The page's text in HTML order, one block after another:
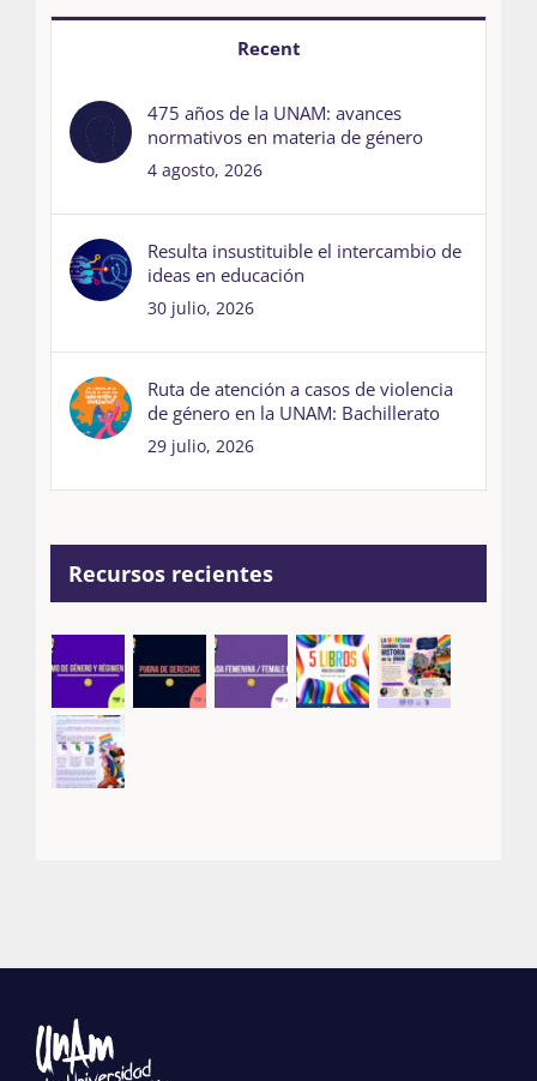
Recent
475 años de la UNAM: avances
normativos en materia de género
4 agosto, 2026
Resulta insustituible el intercambio de
ideas en educación
30 julio, 2026
Ruta de atención a casos de violencia
de género en la UNAM: Bachillerato
29 julio, 2026
Recursos recientes